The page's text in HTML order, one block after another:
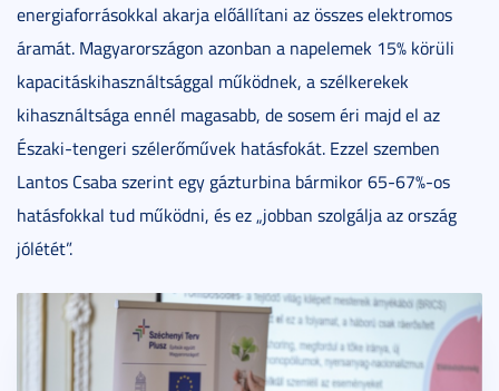
energiaforrásokkal akarja előállítani az összes elektromos
áramát. Magyarországon azonban a napelemek 15% körüli
kapacitáskihasználtsággal működnek, a szélkerekek
kihasználtsága ennél magasabb, de sosem éri majd el az
Északi-tengeri szélerőművek hatásfokát. Ezzel szemben
Lantos Csaba szerint egy gázturbina bármikor 65-67%-os
hatásfokkal tud működni, és ez „jobban szolgálja az ország
jólétét”.